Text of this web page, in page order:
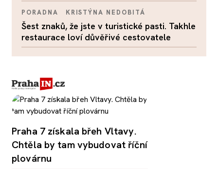
PORADNA KRISTÝNA NEDOBITÁ
Šest znaků, že jste v turistické pasti. Takhle
restaurace loví důvěřivé cestovatele
Praha 7 získala břeh Vltavy.
Chtěla by tam vybudovat říční
plovárnu